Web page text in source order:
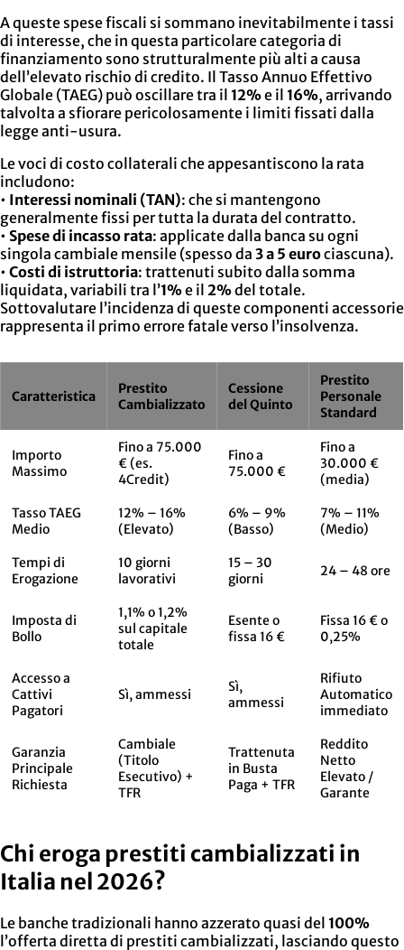
A queste spese fiscali si sommano inevitabilmente i tassi
di interesse, che in questa particolare categoria di
finanziamento sono strutturalmente più alti a causa
dell’elevato rischio di credito. Il Tasso Annuo Effettivo
Globale (TAEG) può oscillare tra il 12%e il 16%, arrivando
talvolta a sfiorare pericolosamente i limiti fissati dalla
legge anti-usura.
Le voci di costo collaterali che appesantiscono la rata
includono:
• Interessi nominali (TAN): che si mantengono
generalmente fissi per tutta la durata del contratto.
• Spese di incasso rata: applicate dalla banca su ogni
singola cambiale mensile (spesso da 3 a 5 eurociascuna).
• Costi di istruttoria: trattenuti subito dalla somma
liquidata, variabili tra l’1%e il 2%del totale.
Sottovalutare l’incidenza di queste componenti accessorie
rappresenta il primo errore fatale verso l’insolvenza.
Caratteristica
Prestito
Cambializzato
Cessione
del Quinto
Prestito
Personale
Standard
Importo
Massimo
Fino a 75.000
€ (es.
4Credit)
Fino a
75.000 €
Fino a
30.000 €
(media)
Tasso TAEG
Medio
12% – 16%
(Elevato)
6% – 9%
(Basso)
7% – 11%
(Medio)
Tempi di
Erogazione
10 giorni
lavorativi
15 – 30
giorni
24 – 48 ore
Imposta di
Bollo
1,1% o 1,2%
sul capitale
totale
Esente o
fissa 16 €
Fissa 16 € o
0,25%
Accesso a
Cattivi
Pagatori
Sì, ammessi
Sì,
ammessi
Rifiuto
Automatico
immediato
Garanzia
Principale
Richiesta
Cambiale
(Titolo
Esecutivo) +
TFR
Trattenuta
in Busta
Paga + TFR
Reddito
Netto
Elevato /
Garante
Chi eroga prestiti cambializzati in
Italia nel 2026?
Le banche tradizionali hanno azzerato quasi del 100%
l’offerta diretta di prestiti cambializzati, lasciando questo